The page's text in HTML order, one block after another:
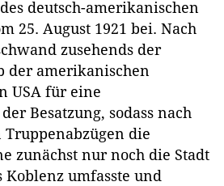
deutsch-amerikanischen
25. August 1921 bei. Nach
zusehends der
der amerikanischen
USA für eine
Besatzung, sodass nach
die
zunächst nur noch die Stadt
umfasste und